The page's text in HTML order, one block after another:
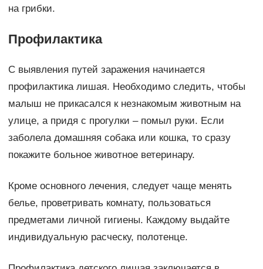
на грибки.
Профилактика
С выявления путей заражения начинается
профилактика лишая. Необходимо следить, чтобы
малыш не прикасался к незнакомым животным на
улице, а придя с прогулки – помыл руки. Если
заболела домашняя собака или кошка, то сразу
покажите больное животное ветеринару.
Кроме основного лечения, следует чаще менять
белье, проветривать комнату, пользоваться
предметами личной гигиены. Каждому выдайте
индивидуальную расческу, полотенце.